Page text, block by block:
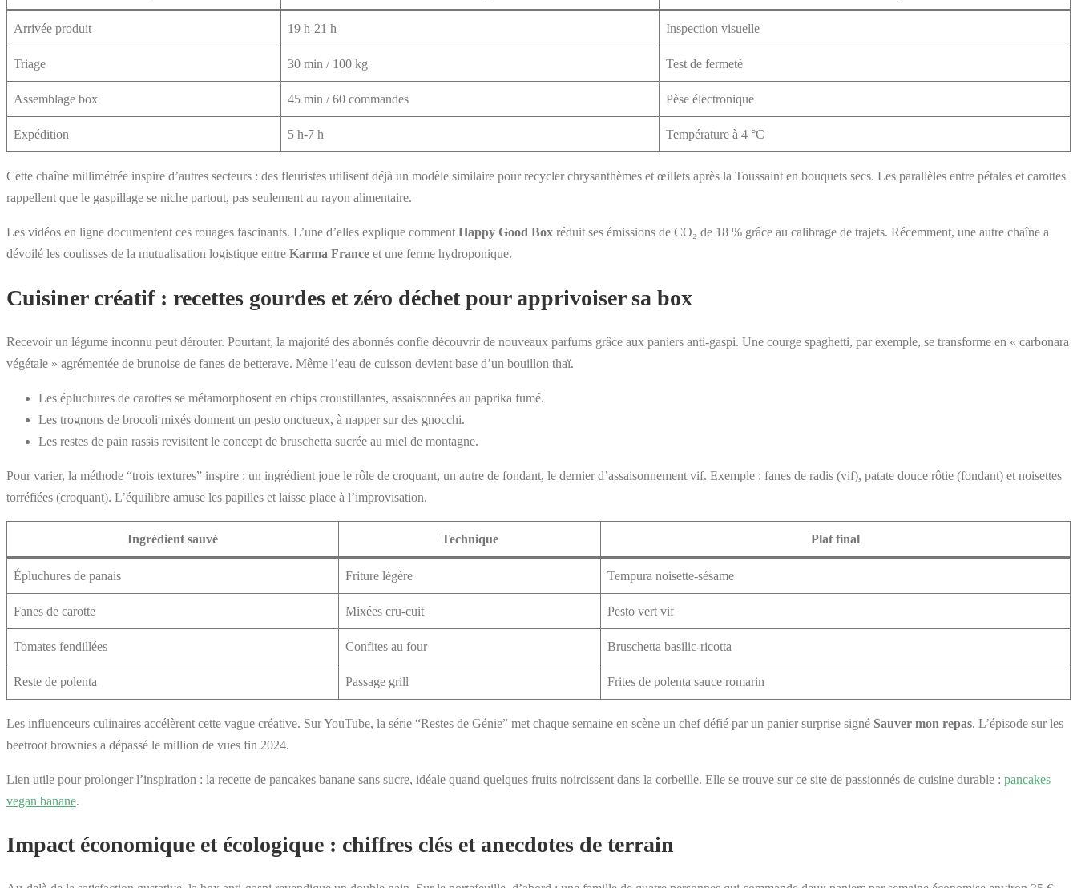
Arrivée produit 19 h-21 h Inspection visuelle
Triage 30 min / 100 kg Test de fermeté
Assemblage box 45 min / 60 commandes Pèse électronique
Expédition 5 h-7 h Température à 4 °C
Cette chaîne millimétrée inspire d’autres secteurs : des fleuristes utilisent déjà un modèle similaire pour recycler chrysanthèmes et œillets après la Toussaint en bouquets secs. Les parallèles entre pétales et carottes
rappellent que le gaspillage se niche partout, pas seulement au rayon alimentaire.
Les vidéos en ligne documentent ces rouages fascinants. L’une d’elles explique comment Happy Good Box réduit ses émissions de CO₂ de 18 % grâce au calibrage de trajets. Récemment, une autre chaîne a
dévoilé les coulisses de la mutualisation logistique entre Karma France et une ferme hydroponique.
Cuisiner créatif : recettes gourdes et zéro déchet pour apprivoiser sa box
Recevoir un légume inconnu peut dérouter. Pourtant, la majorité des abonnés confie découvrir de nouveaux parfums grâce aux paniers anti-gaspi. Une courge spaghetti, par exemple, se transforme en « carbonara
végétale » agrémentée de brunoise de fanes de betterave. Même l’eau de cuisson devient base d’un bouillon thaï.
Les épluchures de carottes se métamorphosent en chips croustillantes, assaisonnées au paprika fumé.
Les trognons de brocoli mixés donnent un pesto onctueux, à napper sur des gnocchi.
Les restes de pain rassis revisitent le concept de bruschetta sucrée au miel de montagne.
Pour varier, la méthode “trois textures” inspire : un ingrédient joue le rôle de croquant, un autre de fondant, le dernier d’assaisonnement vif. Exemple : fanes de radis (vif), patate douce rôtie (fondant) et noisettes
torréfiées (croquant). L’équilibre amuse les papilles et laisse place à l’improvisation.
Ingrédient sauvé Technique Plat final
Épluchures de panais Friture légère Tempura noisette-sésame
Fanes de carotte Mixées cru-cuit Pesto vert vif
Tomates fendillées Confites au four Bruschetta basilic-ricotta
Reste de polenta Passage grill Frites de polenta sauce romarin
Les influenceurs culinaires accélèrent cette vague créative. Sur YouTube, la série “Restes de Génie” met chaque semaine en scène un chef défié par un panier surprise signé Sauver mon repas. L’épisode sur les
beetroot brownies a dépassé le million de vues fin 2024.
Lien utile pour prolonger l’inspiration : la recette de pancakes banane sans sucre, idéale quand quelques fruits noircissent dans la corbeille. Elle se trouve sur ce site de passionnés de cuisine durable : pancakes
vegan banane.
Impact économique et écologique : chiffres clés et anecdotes de terrain